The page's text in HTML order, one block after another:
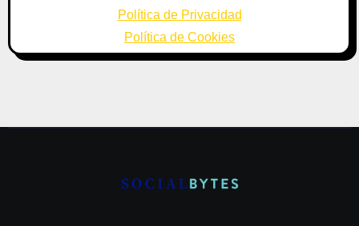
Política de Privacidad
Política de Cookies